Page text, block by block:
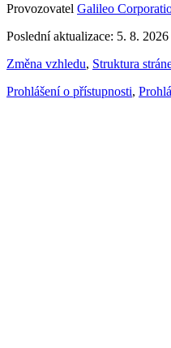
Provozovatel Galileo
Poslední aktualizace: 5. 8. 2026
Změna vzhledu, Struktura
Prohlášení o přístupnosti,